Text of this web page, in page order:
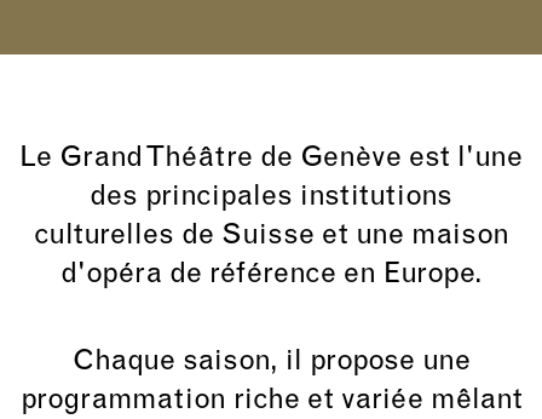
Le Grand Théâtre de Genève est l'une
des principales institutions
culturelles de Suisse et une maison
d'opéra de référence en Europe.
Chaque saison, il propose une
programmation riche et variée mêlant